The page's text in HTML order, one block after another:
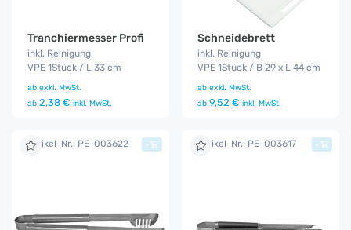
Tranchiermesser Profi
inkl. Reinigung
VPE 1Stück / L 33 cm
ab exkl. MwSt.
ab 2,38 € inkl. MwSt.
Schneidebrett
inkl. Reinigung
VPE 1Stück / B 29 x L 44 cm
ab exkl. MwSt.
ab 9,52 € inkl. MwSt.
Artikel-Nr.: PE-003622 + Artikel-Nr.: PE-003617 +